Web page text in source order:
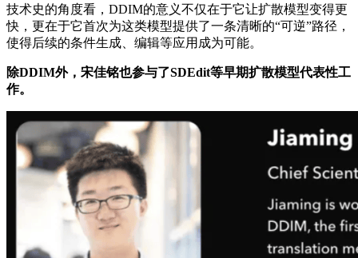
技术史的角度看，DDIM的意义不仅在于它让扩散模型变得更
快，更在于它首次为这类模型提供了一条清晰的“可逆”路径，
使得后续的条件生成、编辑等应用成为可能。
除DDIM外，宋佳铭也参与了SDEdit等早期扩散模型代表性工
作。